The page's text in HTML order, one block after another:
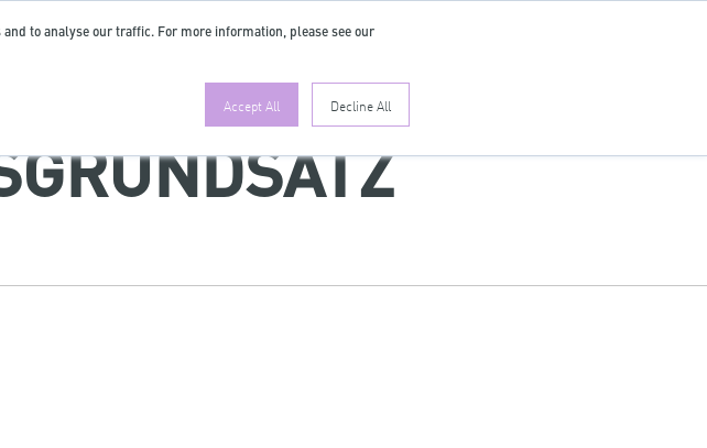
to analyse our traffic. For more information, please see our
Accept All Decline All